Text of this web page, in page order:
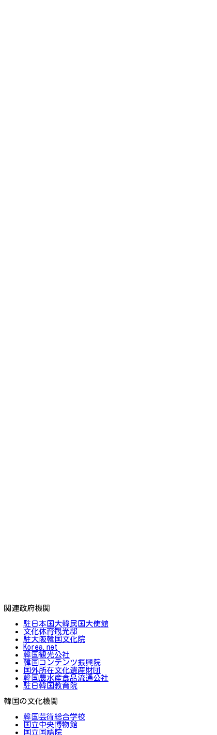
関連政府機関
駐日本国大韓民国大使館
文化体育観光部
駐大阪韓国文化院
Korea.net
韓国観光公社
韓国コンテンツ振興院
国外所在文化遺産財団
韓国農水産食品流通公社
駐日韓国教育院
韓国の文化機関
韓国芸術総合学校
国立中央博物館
国立国語院